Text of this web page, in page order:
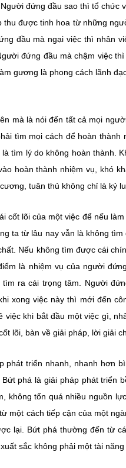
đứng đầu sao thì tổ chức
thu được tinh hoa từ những
đầu mà ngại việc thì nhân
đứng đầu mà chậm việc
gương là phong cách lãnh
mà là nói đến tất cả mọi
tìm mọi cách để hoàn
tìm lý do không hoàn thành.
hoàn thành nhiệm vụ, khó
tuân thủ không chỉ là kỷ
cốt lõi của một việc để nếu
ta từ lâu nay vẫn là không
Nếu không tìm được cái
là nhiệm vụ của người
ra cái trọng tâm. Người
xong việc này thì mới đến
việc khi bắt đầu một việc gì,
lõi, bàn về giải pháp, lời giải
phát triển nhanh, nhanh hơn
phá là giải pháp phát triển
không tốn quá nhiều nguồn
một cách tiếp cận của một
lại. Bứt phá thường đến từ
sắc không phải một tài